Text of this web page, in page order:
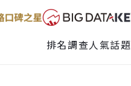
排名調查人氣話題